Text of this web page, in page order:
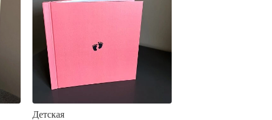
Детская